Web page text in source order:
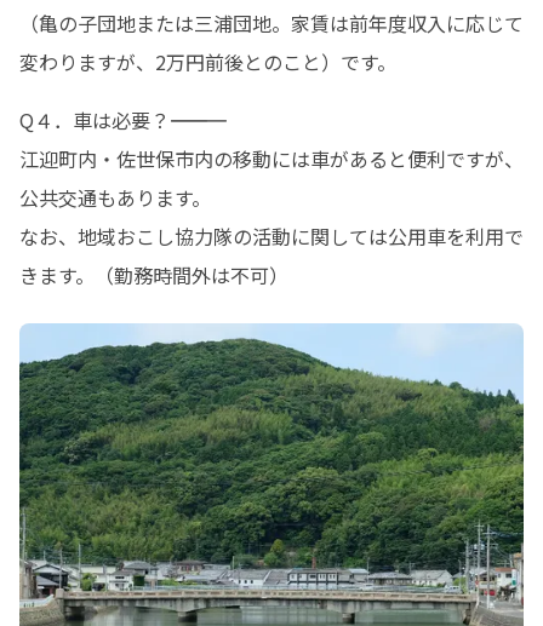
（亀の子団地または三浦団地。家賃は前年度収入に応じて
変わりますが、2万円前後とのこと）です。
Q４．車は必要？―――――――――――
江迎町内・佐世保市内の移動には車があると便利ですが、
公共交通もあります。
なお、地域おこし協力隊の活動に関しては公用車を利用で
きます。（勤務時間外は不可）